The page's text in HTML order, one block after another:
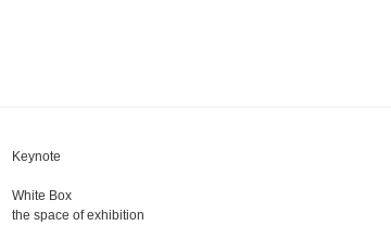
Keynote
White Box
the space of exhibition